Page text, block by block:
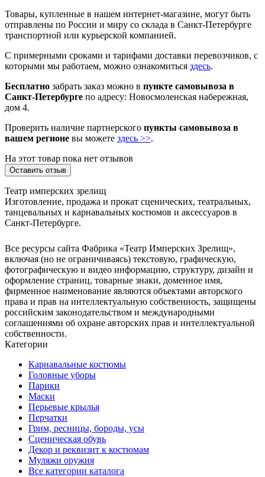
Товары, купленные в нашем интернет-магазине, могут быть
отправлены по России и миру со склада в Санкт-Петербурге
транспортной или курьерской компанией.
С примерными сроками и тарифами доставки перевозчиков, с
которыми мы работаем, можно ознакомиться здесь.
Бесплатно забрать заказ можно в пункте самовывоза в
Санкт-Петербурге по адресу: Новосмоленская набережная,
дом 4.
Проверить наличие партнерского пункты самовывоза в
вашем регионе вы можете здесь >>.
На этот товар пока нет отзывов
Оставить отзыв
Театр имперских зрелищ
Изготовление, продажа и прокат сценических, театральных,
танцевальных и карнавальных костюмов и аксессуаров в
Санкт-Петербурге.
Все ресурсы сайта Фабрика «Театр Имперских Зрелищ»,
включая (но не ограничиваясь) текстовую, графическую,
фотографическую и видео информацию, структуру, дизайн и
оформление страниц, товарные знаки, доменное имя,
фирменное наименование являются объектами авторского
права и прав на интеллектуальную собственность, защищены
российским законодательством и международными
соглашениями об охране авторских прав и интеллектуальной
собственности.
Категории
Карнавальные костюмы
Головные уборы
Парики
Маски
Перьевые крылья
Перчатки
Грим, ресницы, бороды, усы
Сценическая обувь
Декор и реквизит к костюмам
Муляжи оружия
Все категории каталога